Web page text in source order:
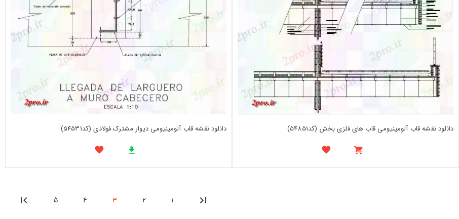
دانلود نقشه قاب آلومینیومی قاب های فلزی بخش (کد54851) دانلود نقشه قاب آلومینیومی دیوار مشترک فولادی (کد54531)
1
2
3
4
5